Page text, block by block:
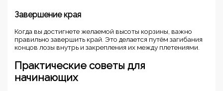
Завершение края
Когда вы достигнете желаемой высоты корзины, важно
правильно завершить край. Это делается путём загибания
концов лозы внутрь и закрепления их между плетениями.
Практические советы для
начинающих